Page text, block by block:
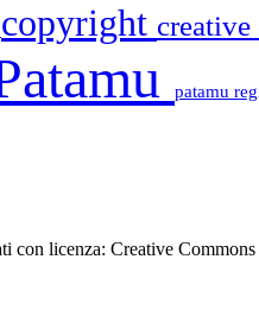
copyright creative
patamu
con licenza: Creative